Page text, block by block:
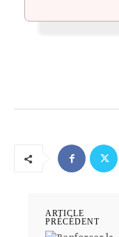
ARTICLE
PRÉCÉDENT